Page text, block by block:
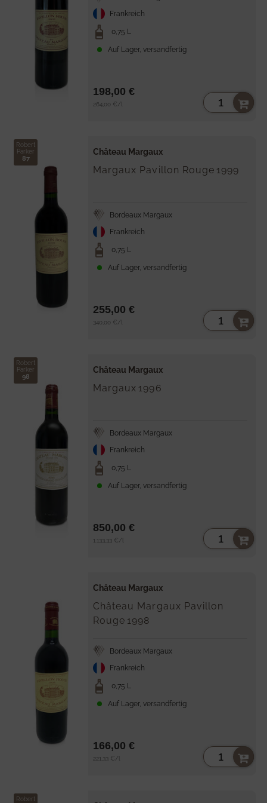
Frankreich
0,75 L
Auf Lager, versandfertig
Stückpreis
264,00 € /
198,00 €
Robert
Parker
87
Château Margaux
Margaux Pavillon Rouge 1999
Bordeaux Margaux
Frankreich
0,75 L
Auf Lager, versandfertig
Stückpreis
340,00 € /
255,00 €
Robert
Parker
98
Château Margaux
Margaux 1996
Bordeaux Margaux
Frankreich
0,75 L
Auf Lager, versandfertig
Stückpreis
1.133,33 € /
850,00 €
Château Margaux
Château Margaux Pavillon
Rouge 1998
Bordeaux Margaux
Frankreich
0,75 L
Auf Lager, versandfertig
Stückpreis
221,33 € /
166,00 €
Robert